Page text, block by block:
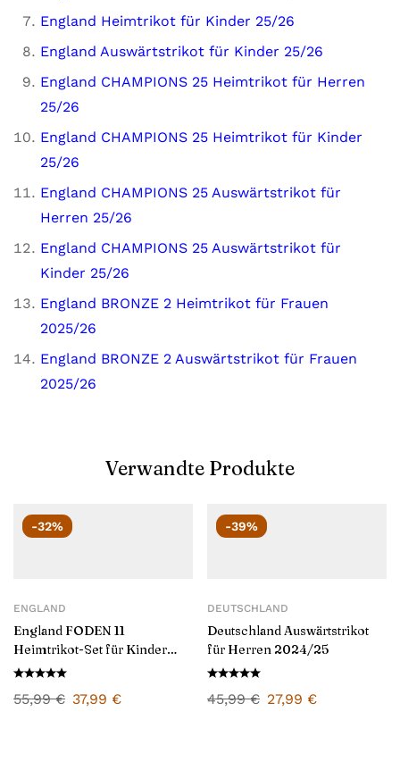
England Heimtrikot für Kinder 25/26
England Auswärtstrikot für Kinder 25/26
England CHAMPIONS 25 Heimtrikot für Herren
25/26
England CHAMPIONS 25 Heimtrikot für Kinder
25/26
England CHAMPIONS 25 Auswärtstrikot für
Herren 25/26
England CHAMPIONS 25 Auswärtstrikot für
Kinder 25/26
England BRONZE 2 Heimtrikot für Frauen
2025/26
England BRONZE 2 Auswärtstrikot für Frauen
2025/26
Verwandte Produkte
-32%
ENGLAND
England FODEN 11
Heimtrikot-Set für Kinder
2024/25
55,99€ 37,99 €
-39%
DEUTSCHLAND
Deutschland Auswärtstrikot
für Herren 2024/25
45,99€ 27,99 €